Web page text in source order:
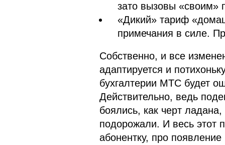
зато вызовы «своим»
«Дикий» тариф
примечания в силе.
Собственно, и все
адаптируется и
бухгалтерии МТС будет
Действительно, ведь
боялись, как черт
подорожали. И весь этот
абонентку, про